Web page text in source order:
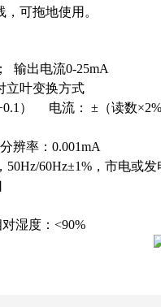
可拖地使用。
输出电流0-25mA
立叶变换方式
） 电流： ±（读数
辨率：0.001mA
50Hz/60Hz±1%，市电或
湿度：<90%